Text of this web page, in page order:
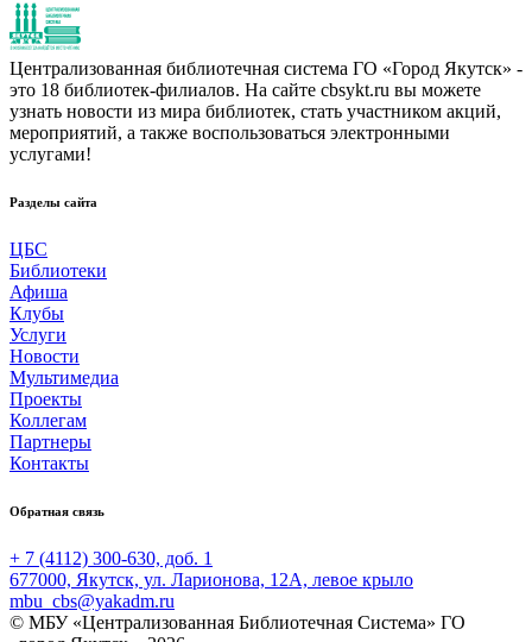
Централизованная библиотечная система ГО «Город Якутск» -
это 18 библиотек-филиалов. На сайте cbsykt.ru вы можете
узнать новости из мира библиотек, стать участником акций,
мероприятий, а также воспользоваться электронными
услугами!
Разделы сайта
ЦБС
Библиотеки
Афиша
Клубы
Услуги
Новости
Мультимедиа
Проекты
Коллегам
Партнеры
Контакты
Обратная связь
+ 7 (4112) 300-630, доб. 1
677000, Якутск, ул. Ларионова, 12А, левое крыло
mbu_cbs@yakadm.ru
© МБУ «Централизованная Библиотечная Система» ГО